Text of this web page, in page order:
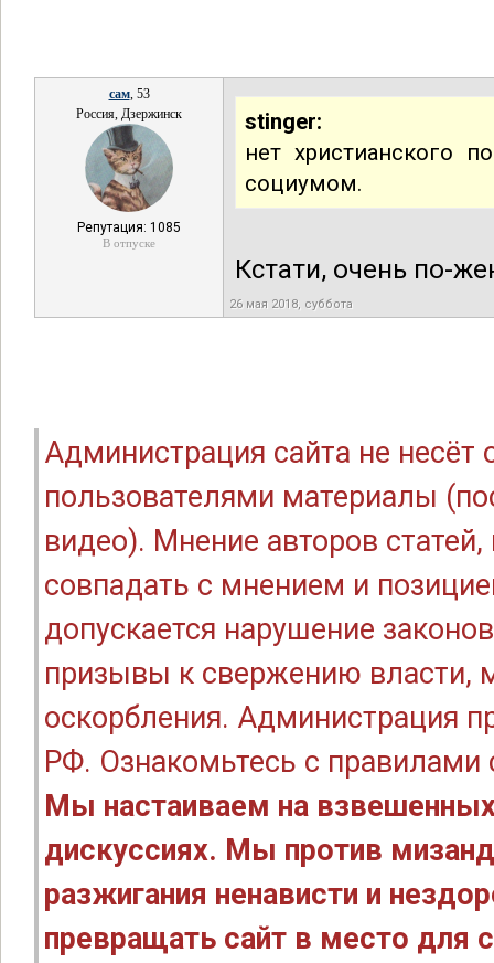
сам, 53
Россия, Дзержинск
Репутация: 1085
В отпуске
stinger:
нет христианского
социумом.
Кстати, очень по-
26 мая 2018, суббота
Администрация сайта не
пользователями материалы
видео). Мнение авторов
совпадать с мнением и
допускается нарушение
призывы к свержению власти,
оскорбления. Администрация
РФ. Ознакомьтесь с правилами
Мы настаиваем на
дискуссиях. Мы против
разжигания ненависти и
превращать сайт в место для